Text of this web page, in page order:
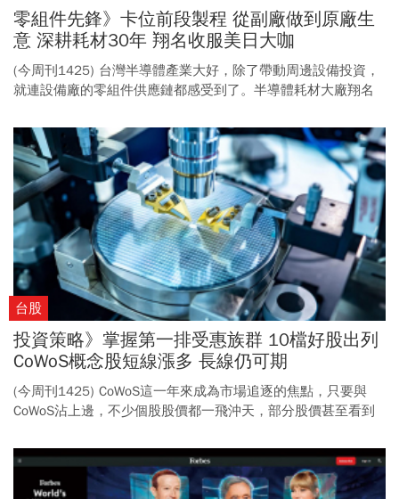
零組件先鋒》卡位前段製程 從副廠做到原廠生
意 深耕耗材30年 翔名收服美日大咖
(今周刊1425) 台灣半導體產業大好，除了帶動周邊設備投資，
就連設備廠的零組件供應鏈都感受到了。半導體耗材大廠翔名
台股
投資策略》掌握第一排受惠族群 10檔好股出列
CoWoS概念股短線漲多 長線仍可期
(今周刊1425) CoWoS這一年來成為市場追逐的焦點，只要與
CoWoS沾上邊，不少個股股價都一飛沖天，部分股價甚至看到